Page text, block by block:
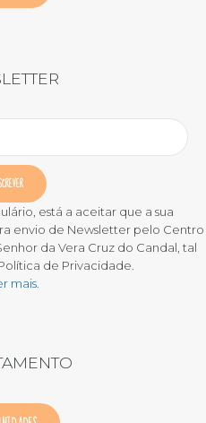
está a aceitar que a sua
envio de Newsletter pelo Centro
da Vera Cruz do Candal, tal
de Privacidade.
mais.